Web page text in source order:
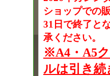
ショップでの
31日で終了と
承ください。
※A4・A5
ルは引き続